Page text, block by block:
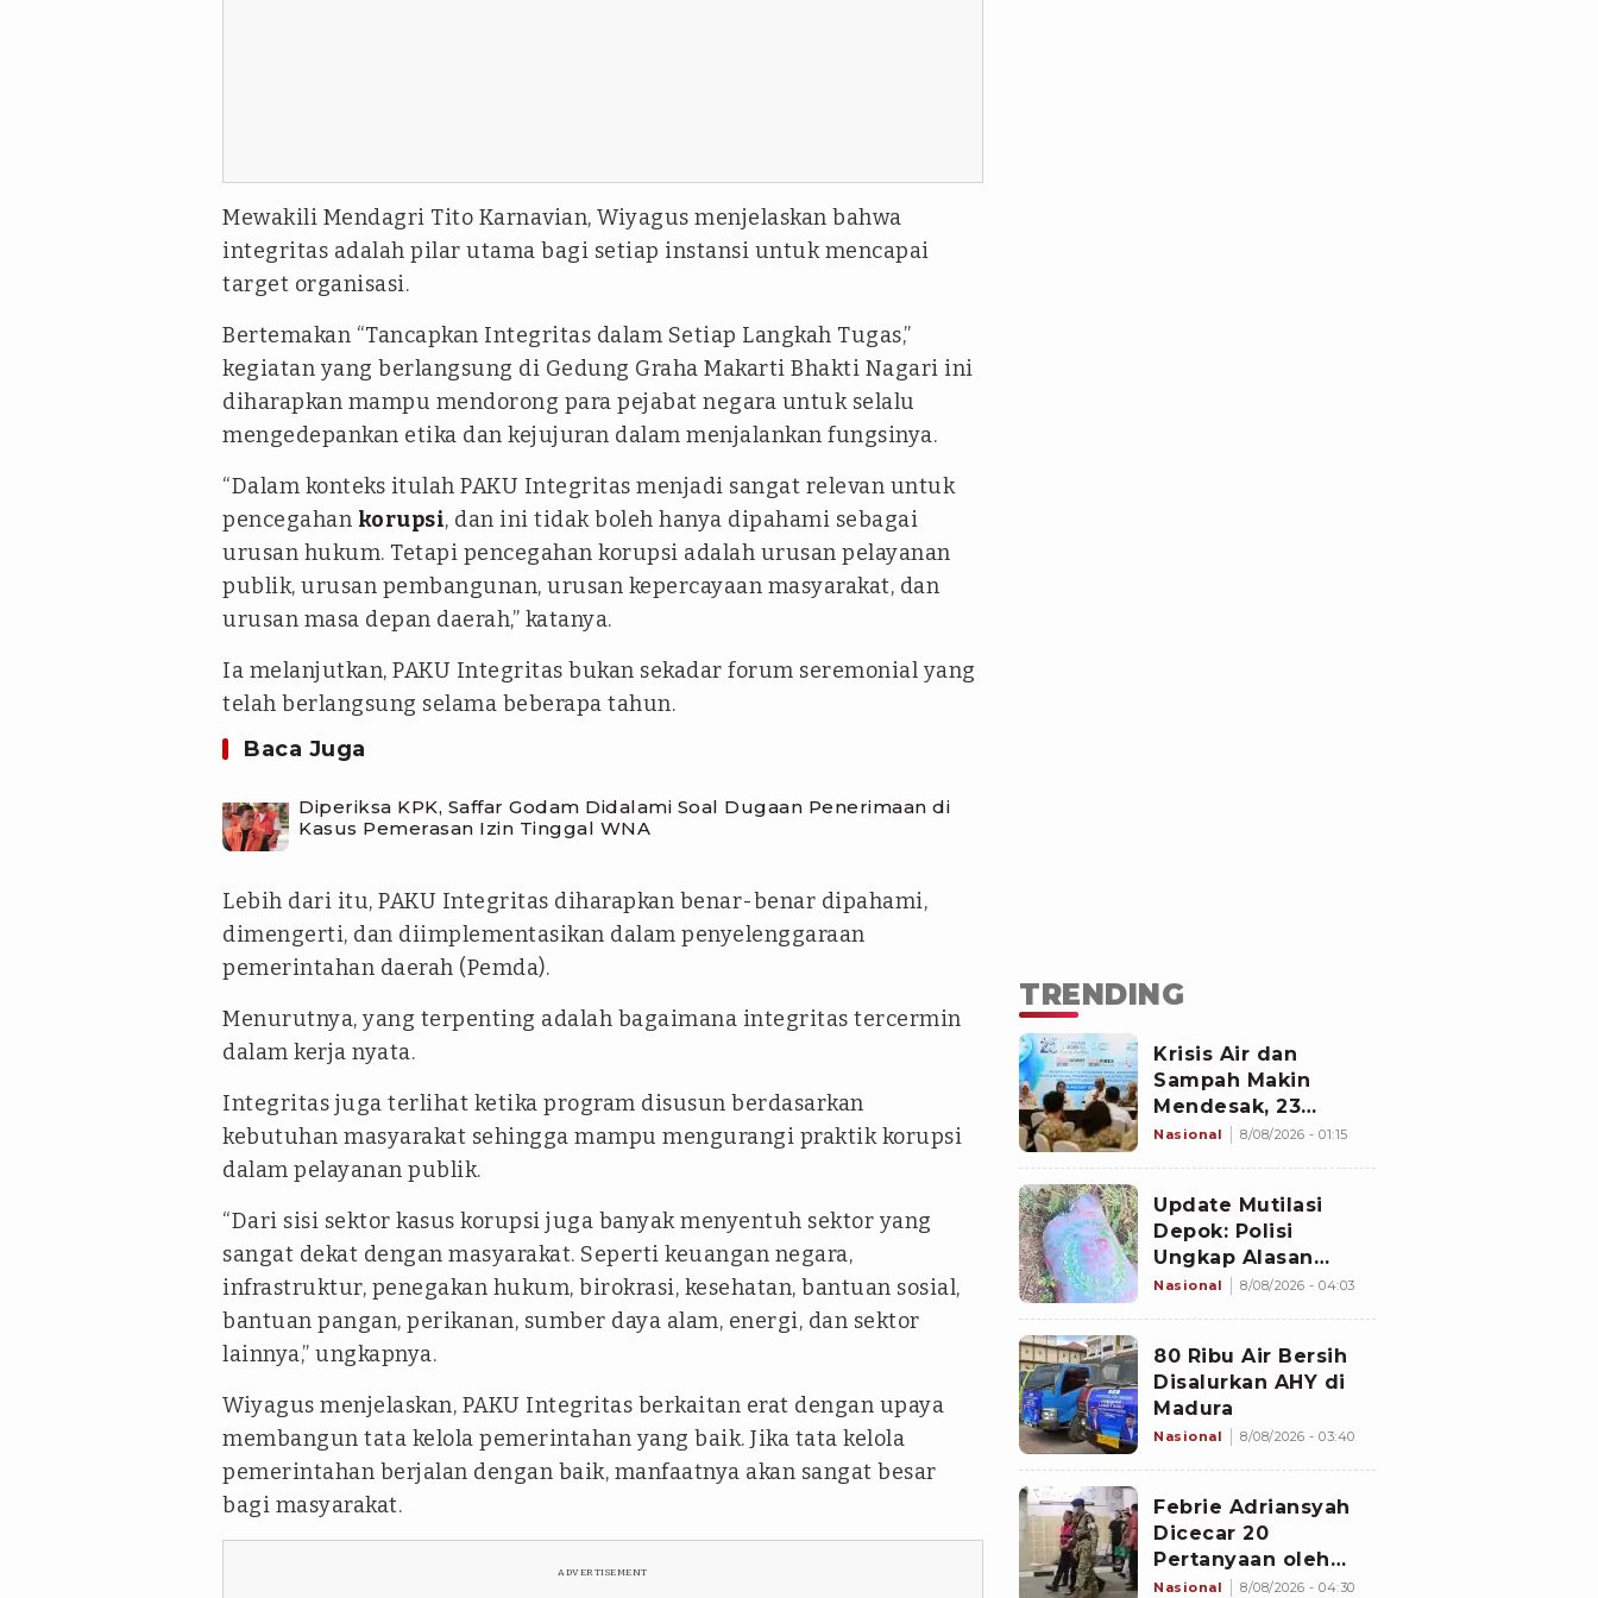
Mewakili Mendagri Tito Karnavian, Wiyagus menjelaskan bahwa
integritas adalah pilar utama bagi setiap instansi untuk mencapai
target organisasi.
Bertemakan “Tancapkan Integritas dalam Setiap Langkah Tugas,”
kegiatan yang berlangsung di Gedung Graha Makarti Bhakti Nagari ini
diharapkan mampu mendorong para pejabat negara untuk selalu
mengedepankan etika dan kejujuran dalam menjalankan fungsinya.
“Dalam konteks itulah PAKU Integritas menjadi sangat relevan untuk
pencegahan korupsi, dan ini tidak boleh hanya dipahami sebagai
urusan hukum. Tetapi pencegahan korupsi adalah urusan pelayanan
publik, urusan pembangunan, urusan kepercayaan masyarakat, dan
urusan masa depan daerah,” katanya.
Ia melanjutkan, PAKU Integritas bukan sekadar forum seremonial yang
telah berlangsung selama beberapa tahun.
Baca Juga
Diperiksa KPK, Saffar Godam Didalami Soal Dugaan Penerimaan di
Kasus Pemerasan Izin Tinggal WNA
Lebih dari itu, PAKU Integritas diharapkan benar-benar dipahami,
dimengerti, dan diimplementasikan dalam penyelenggaraan
pemerintahan daerah (Pemda).
Menurutnya, yang terpenting adalah bagaimana integritas tercermin
dalam kerja nyata.
Integritas juga terlihat ketika program disusun berdasarkan
kebutuhan masyarakat sehingga mampu mengurangi praktik korupsi
dalam pelayanan publik.
“Dari sisi sektor kasus korupsi juga banyak menyentuh sektor yang
sangat dekat dengan masyarakat. Seperti keuangan negara,
infrastruktur, penegakan hukum, birokrasi, kesehatan, bantuan sosial,
bantuan pangan, perikanan, sumber daya alam, energi, dan sektor
lainnya,” ungkapnya.
Wiyagus menjelaskan, PAKU Integritas berkaitan erat dengan upaya
membangun tata kelola pemerintahan yang baik. Jika tata kelola
pemerintahan berjalan dengan baik, manfaatnya akan sangat besar
bagi masyarakat.
ADVERTISEMENT
TRENDING
Krisis Air dan
Sampah Makin
Mendesak, 23
Negara Berkumpul
Nasional 8/08/2026 - 01:15
Update Mutilasi
Depok: Polisi
Ungkap Alasan
Mengapa Potongan
Ditemukan
Nasional 8/08/2026 - 04:03
80 Ribu Air Bersih
Disalurkan AHY di
Madura
Nasional 8/08/2026 - 03:40
Febrie Adriansyah
Dicecar 20
Pertanyaan oleh
Penyidik Terkait
Nasional 8/08/2026 - 04:30